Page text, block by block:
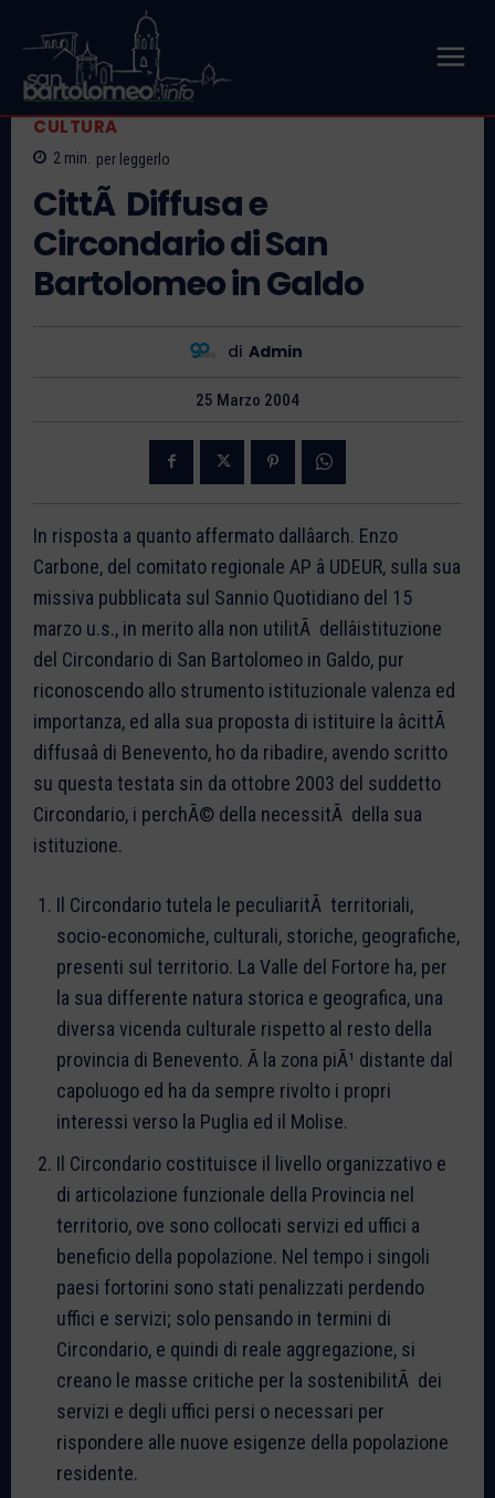
CULTURA
2 min. per leggerlo
CittÃ Diffusa e
Circondario di San
Bartolomeo in Galdo
di Admin
25 Marzo 2004
In risposta a quanto affermato dallâarch. Enzo
Carbone, del comitato regionale AP â UDEUR, sulla sua
missiva pubblicata sul Sannio Quotidiano del 15
marzo u.s., in merito alla non utilitÃ dellâistituzione
del Circondario di San Bartolomeo in Galdo, pur
riconoscendo allo strumento istituzionale valenza ed
importanza, ed alla sua proposta di istituire la âcittÃ
diffusaâ di Benevento, ho da ribadire, avendo scritto
su questa testata sin da ottobre 2003 del suddetto
Circondario, i perchÃ© della necessitÃ della sua
istituzione.
Il Circondario tutela le peculiaritÃ territoriali,
socio-economiche, culturali, storiche, geografiche,
presenti sul territorio. La Valle del Fortore ha, per
la sua differente natura storica e geografica, una
diversa vicenda culturale rispetto al resto della
provincia di Benevento. Ã la zona piÃ¹ distante dal
capoluogo ed ha da sempre rivolto i propri
interessi verso la Puglia ed il Molise.
Il Circondario costituisce il livello organizzativo e
di articolazione funzionale della Provincia nel
territorio, ove sono collocati servizi ed uffici a
beneficio della popolazione. Nel tempo i singoli
paesi fortorini sono stati penalizzati perdendo
uffici e servizi; solo pensando in termini di
Circondario, e quindi di reale aggregazione, si
creano le masse critiche per la sostenibilitÃ dei
servizi e degli uffici persi o necessari per
rispondere alle nuove esigenze della popolazione
residente.